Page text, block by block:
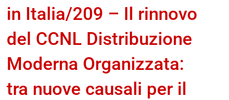
in Italia/209 – Il rinnovo
del CCNL Distribuzione
Moderna Organizzata:
tra nuove causali per il